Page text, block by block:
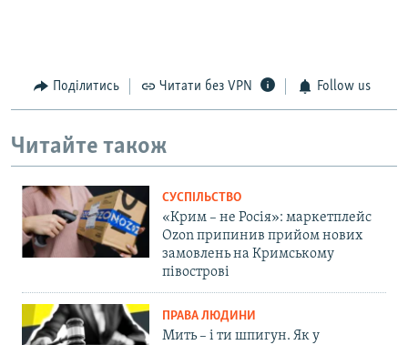
Поділитись Читати без VPN Follow us
Читайте також
СУСПІЛЬСТВО
«Крим – не Росія»: маркетплейс
Ozon припинив прийом нових
замовлень на Кримському
півострові
ПРАВА ЛЮДИНИ
Мить – і ти шпигун. Як у